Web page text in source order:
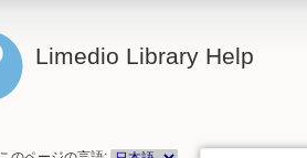
Limedio Library Help